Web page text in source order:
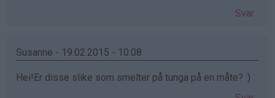
Svar
Susanne - 19.02.2015 - 10:08
Hei!Er disse slike som smelter på tunga på en måte? :)